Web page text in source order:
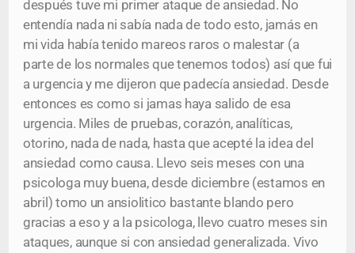
después tuve mi primer ataque de ansiedad. No
entendía nada ni sabía nada de todo esto, jamás en
mi vida había tenido mareos raros o malestar (a
parte de los normales que tenemos todos) así que fui
a urgencia y me dijeron que padecía ansiedad. Desde
entonces es como si jamas haya salido de esa
urgencia. Miles de pruebas, corazón, analíticas,
otorino, nada de nada, hasta que acepté la idea del
ansiedad como causa. Llevo seis meses con una
psicologa muy buena, desde diciembre (estamos en
abril) tomo un ansiolitico bastante blando pero
gracias a eso y a la psicologa, llevo cuatro meses sin
ataques, aunque si con ansiedad generalizada. Vivo